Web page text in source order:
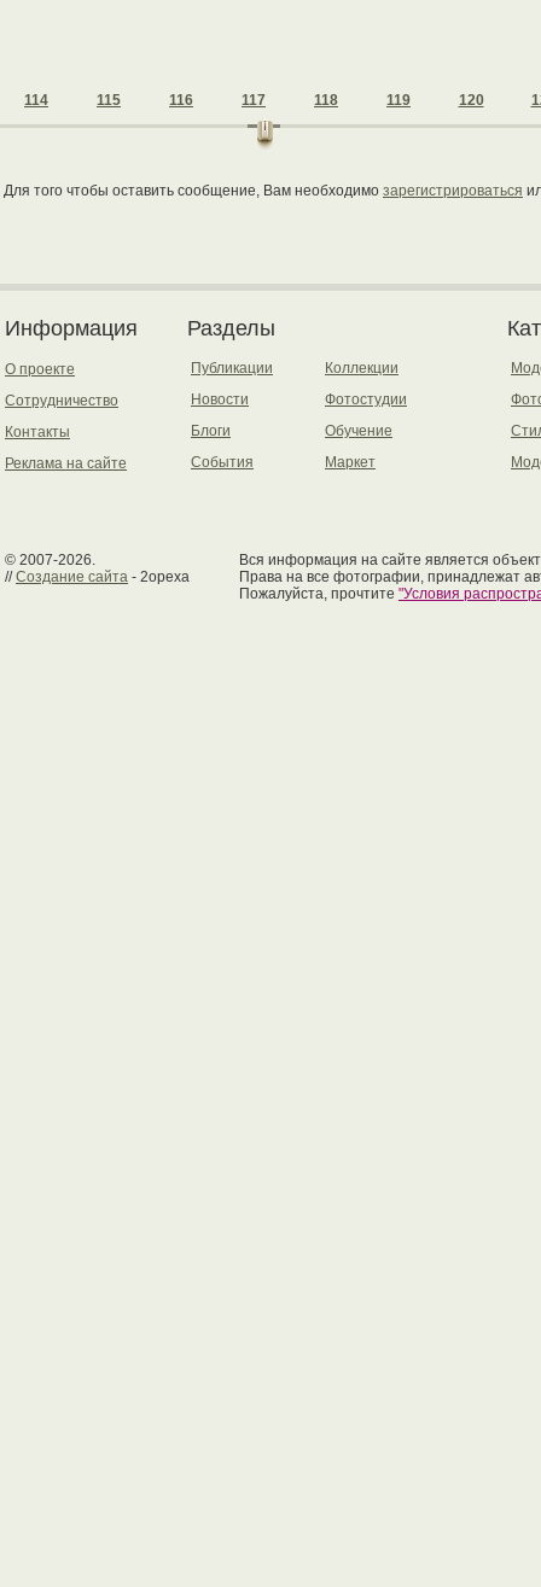
114 115 116 117 118 119 120
Для того чтобы оставить сообщение, Вам необходимо зарегистрироваться
Информация
О проекте
Сотрудничество
Контакты
Реклама на сайте
Разделы
Публикации
Новости
Блоги
События
Коллекции
Фотостудии
Обучение
Маркет
© 2007-2026.
//Создание сайта - 2opexa
Вся информация на сайте является
Права на все фотографии, принадлежат
Пожалуйста, прочтите "Условия